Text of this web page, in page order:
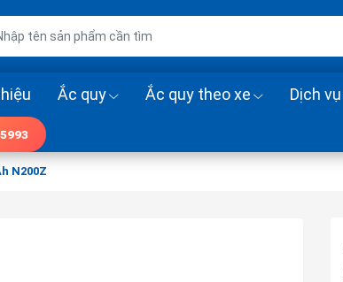
Ắc quy Ắc quy theo xe Dịch vụ
N200Z